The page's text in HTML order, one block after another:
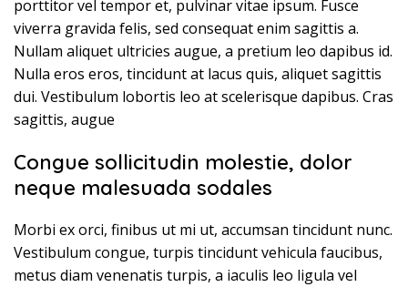
porttitor vel tempor et, pulvinar vitae ipsum. Fusce
viverra gravida felis, sed consequat enim sagittis a.
Nullam aliquet ultricies augue, a pretium leo dapibus id.
Nulla eros eros, tincidunt at lacus quis, aliquet sagittis
dui. Vestibulum lobortis leo at scelerisque dapibus. Cras
sagittis, augue
Congue sollicitudin molestie, dolor
neque malesuada sodales
Morbi ex orci, finibus ut mi ut, accumsan tincidunt nunc.
Vestibulum congue, turpis tincidunt vehicula faucibus,
metus diam venenatis turpis, a iaculis leo ligula vel